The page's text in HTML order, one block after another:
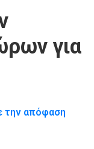
για
την απόφαση